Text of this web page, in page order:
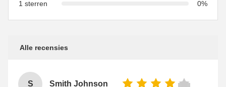
1 sterren
0%
Alle recensies
S Smith Johnson